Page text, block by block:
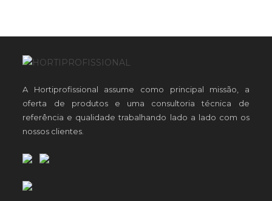
A Hortiprofissional assume como principal missão, a
oferta de produtos e uma consultoria técnica de
referência e qualidade trabalhando lado a lado com os
nossos clientes.